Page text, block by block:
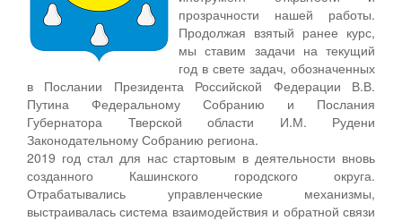
прозрачности нашей работы.
Продолжая взятый ранее курс,
мы ставим задачи на текущий
год в свете задач, обозначенных
в Послании Президента Российской Федерации В.В.
Путина Федеральному Собранию и Послания
Губернатора Тверской области И.М. Рудени
Законодательному Собранию региона.
2019 год стал для нас стартовым в деятельности вновь
созданного Кашинского городского округа.
Отрабатывались управленческие механизмы,
выстраивалась система взаимодействия и обратной связи